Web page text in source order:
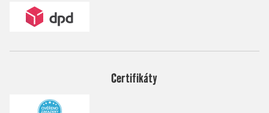
Certifikáty